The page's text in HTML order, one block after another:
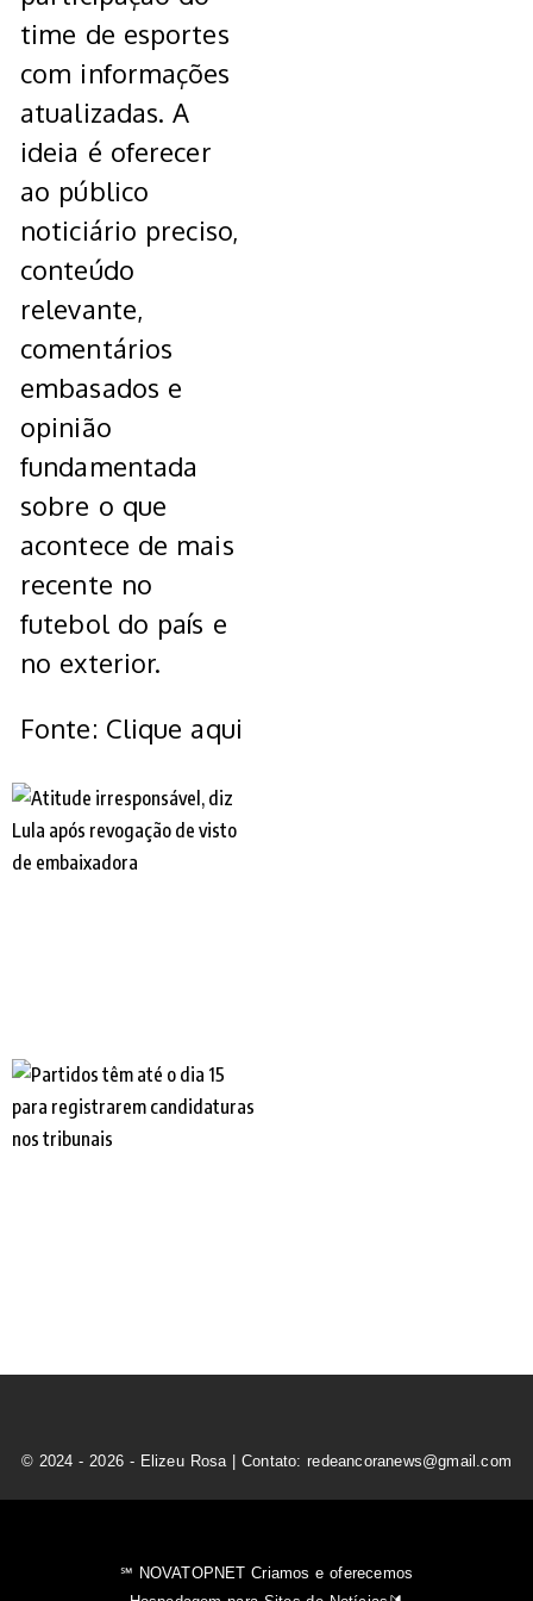
time de esportes
com informações
atualizadas. A
ideia é oferecer
ao público
noticiário preciso,
conteúdo
relevante,
comentários
embasados e
opinião
fundamentada
sobre o que
acontece de mais
recente no
futebol do país e
no exterior.
Fonte: Clique aqui
© 2024 - 2026 - Elizeu Rosa | Contato: redeancoranews@gmail.com
℠ NOVATOPNET Criamos e oferecemos